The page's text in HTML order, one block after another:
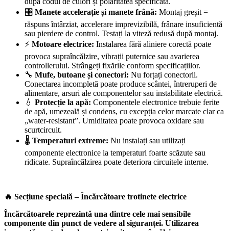
🎛️ Manete accelerație și manete frână: Montaj greșit =
răspuns întârziat, accelerare imprevizibilă, frânare insuficientă
sau pierdere de control. Testați la viteză redusă după montaj.
⚡ Motoare electrice: Instalarea fără aliniere corectă poate
provoca supraîncălzire, vibrații puternice sau avarierea
controllerului. Strângeți fixările conform specificațiilor.
🔧 Mufe, butoane și conectori: Nu forțați conectorii.
Conectarea incompletă poate produce scântei, întreruperi de
alimentare, arsuri ale componentelor sau instabilitate electrică.
💧 Protecție la apă: Componentele electronice trebuie ferite
de apă, umezeală și condens, cu excepția celor marcate clar ca
„water-resistant”. Umiditatea poate provoca oxidare sau
scurtcircuit.
🌡️ Temperaturi extreme: Nu instalați sau utilizați
componente electronice la temperaturi foarte scăzute sau
ridicate. Supraîncălzirea poate deteriora circuitele interne.
🔥 Secțiune specială – Încărcătoare trotinete electrice
Încărcătoarele reprezintă una dintre cele mai sensibile
componente din punct de vedere al siguranței. Utilizarea